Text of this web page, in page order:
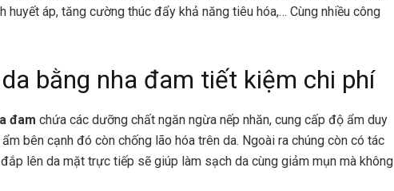
huyết áp, tăng cường thúc đẩy khả năng tiêu hóa,… Cùng nhiều công
bằng nha đam tiết kiệm chi phí
đam chứa các dưỡng chất ngăn ngừa nếp nhăn, cung cấp độ ẩm duy
bên cạnh đó còn chống lão hóa trên da. Ngoài ra chúng còn có tác
lên da mặt trực tiếp sẽ giúp làm sạch da cùng giảm mụn mà không